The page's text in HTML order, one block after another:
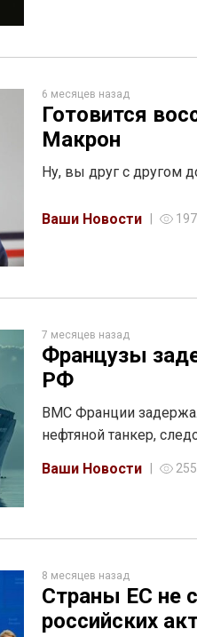
6 месяцев назад
Готовится
Макрон
Ну, вы друг с другом
Ваши Новости
7 месяцев назад
Французы
РФ
ВМС Франции
нефтяной танкер,
Ваши Новости
8 месяцев назад
Страны ЕС не
российских